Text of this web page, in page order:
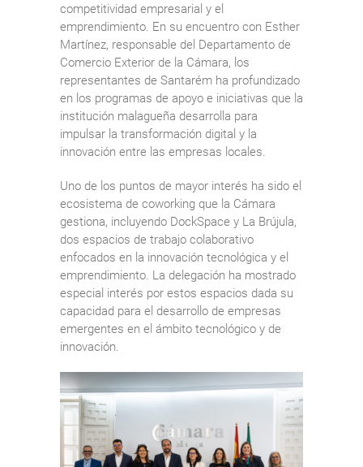
competitividad empresarial y el
emprendimiento. En su encuentro con Esther
Martínez, responsable del Departamento de
Comercio Exterior de la Cámara, los
representantes de Santarém ha profundizado
en los programas de apoyo e iniciativas que la
institución malagueña desarrolla para
impulsar la transformación digital y la
innovación entre las empresas locales.
Uno de los puntos de mayor interés ha sido el
ecosistema de coworking que la Cámara
gestiona, incluyendo DockSpace y La Brújula,
dos espacios de trabajo colaborativo
enfocados en la innovación tecnológica y el
emprendimiento. La delegación ha mostrado
especial interés por estos espacios dada su
capacidad para el desarrollo de empresas
emergentes en el ámbito tecnológico y de
innovación.